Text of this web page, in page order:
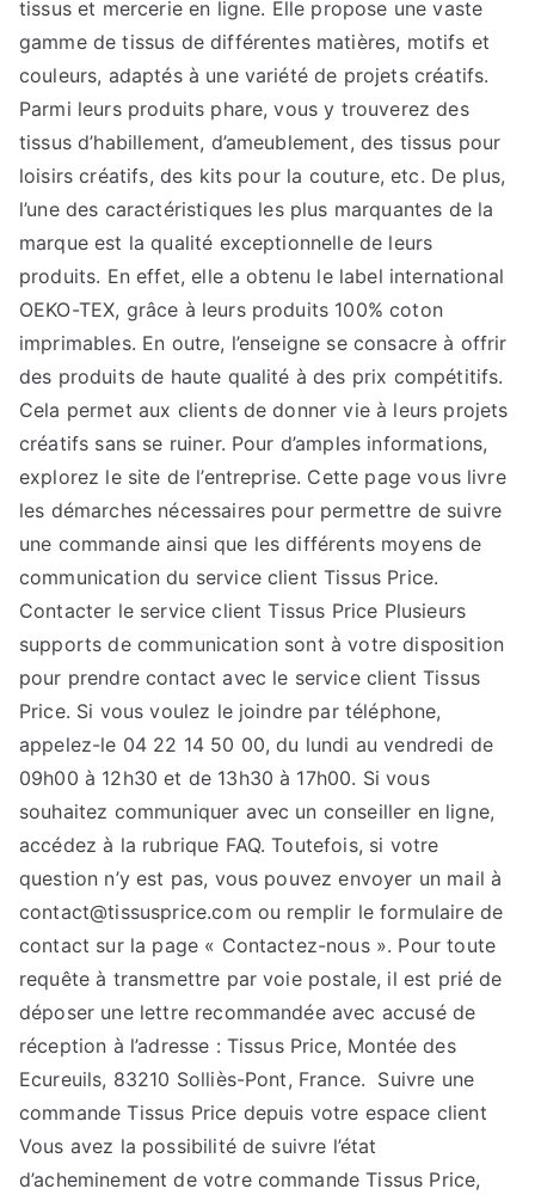
tissus et mercerie en ligne. Elle propose une vaste
gamme de tissus de différentes matières, motifs et
couleurs, adaptés à une variété de projets créatifs.
Parmi leurs produits phare, vous y trouverez des
tissus d’habillement, d’ameublement, des tissus pour
loisirs créatifs, des kits pour la couture, etc. De plus,
l’une des caractéristiques les plus marquantes de la
marque est la qualité exceptionnelle de leurs
produits. En effet, elle a obtenu le label international
OEKO-TEX, grâce à leurs produits 100% coton
imprimables. En outre, l’enseigne se consacre à offrir
des produits de haute qualité à des prix compétitifs.
Cela permet aux clients de donner vie à leurs projets
créatifs sans se ruiner. Pour d’amples informations,
explorez le site de l’entreprise. Cette page vous livre
les démarches nécessaires pour permettre de suivre
une commande ainsi que les différents moyens de
communication du service client Tissus Price.
Contacter le service client Tissus Price Plusieurs
supports de communication sont à votre disposition
pour prendre contact avec le service client Tissus
Price. Si vous voulez le joindre par téléphone,
appelez-le 04 22 14 50 00, du lundi au vendredi de
09h00 à 12h30 et de 13h30 à 17h00. Si vous
souhaitez communiquer avec un conseiller en ligne,
accédez à la rubrique FAQ. Toutefois, si votre
question n’y est pas, vous pouvez envoyer un mail à
contact@tissusprice.com ou remplir le formulaire de
contact sur la page « Contactez-nous ». Pour toute
requête à transmettre par voie postale, il est prié de
déposer une lettre recommandée avec accusé de
réception à l’adresse : Tissus Price, Montée des
Ecureuils, 83210 Solliès-Pont, France. Suivre une
commande Tissus Price depuis votre espace client
Vous avez la possibilité de suivre l’état
d’acheminement de votre commande Tissus Price,